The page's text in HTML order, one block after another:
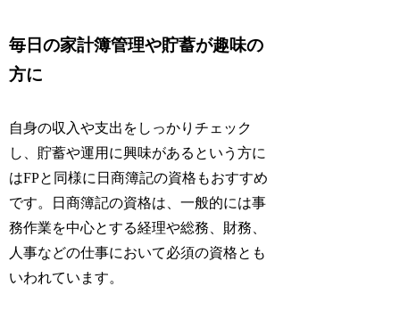
毎日の家計簿管理や貯蓄が趣味の
方に
自身の収入や支出をしっかりチェック
し、貯蓄や運用に興味があるという方に
はFPと同様に日商簿記の資格もおすすめ
です。日商簿記の資格は、一般的には事
務作業を中心とする経理や総務、財務、
人事などの仕事において必須の資格とも
いわれています。